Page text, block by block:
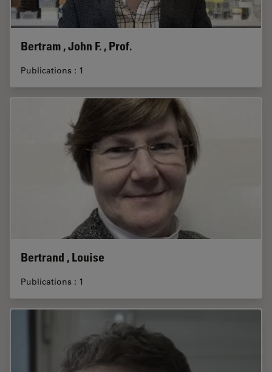
Bertram , John F. , Prof.
Publications : 1
Bertrand , Louise
Publications : 1